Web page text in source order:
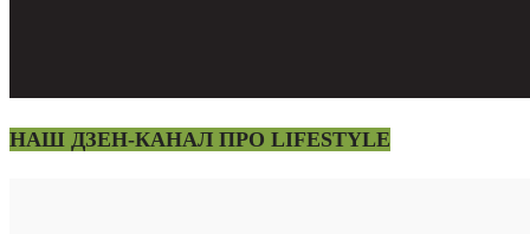
НАШ ДЗЕН-КАНАЛ ПРО LIFESTYLE